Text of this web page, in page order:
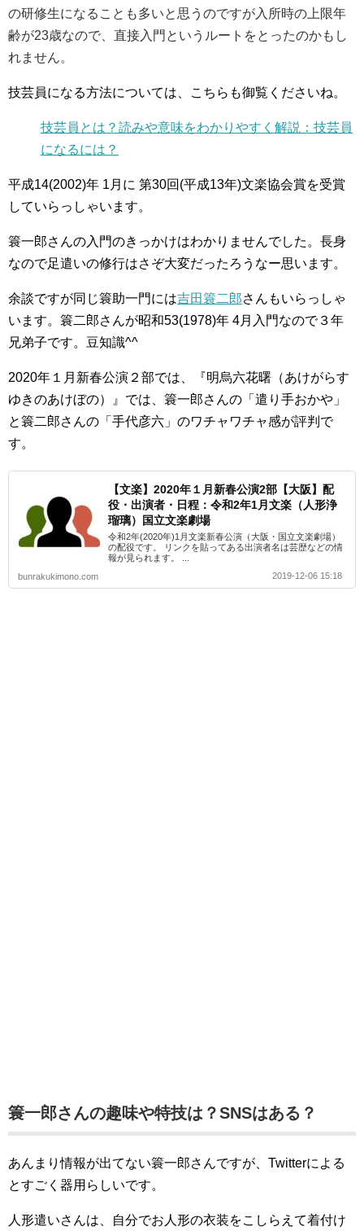
の研修生になることも多いと思うのですが入所時の上限年
齢が23歳なので、直接入門というルートをとったのかもし
れません。
技芸員になる方法については、こちらも御覧くださいね。
技芸員とは？読みや意味をわかりやすく解説：技芸員
になるには？
平成14(2002)年 1月に 第30回(平成13年)文楽協会賞を受賞
していらっしゃいます。
簑一郎さんの入門のきっかけはわかりませんでした。長身
なので足遣いの修行はさぞ大変だったろうなー思います。
余談ですが同じ簑助一門には吉田簑二郎さんもいらっしゃ
います。簑二郎さんが昭和53(1978)年 4月入門なので３年
兄弟子です。豆知識^^
2020年１月新春公演２部では、『明烏六花曙（あけがらす
ゆきのあけぼの）』では、簑一郎さんの「遣り手おかや」
と簑二郎さんの「手代彦六」のワチャワチャ感が評判で
す。
【文楽】2020年１月新春公演2部【大阪】配
役・出演者・日程：令和2年1月文楽（人形浄
瑠璃）国立文楽劇場
令和2年(2020年)1月文楽新春公演（大阪・国立文楽劇場）
の配役です。 リンクを貼ってある出演者名は芸歴などの情
報が見られます。 ...
bunrakukimono.com
2019-12-06 15:18
簑一郎さんの趣味や特技は？SNSはある？
あんまり情報が出てない簑一郎さんですが、Twitterによる
とすごく器用らしいです。
人形遣いさんは、自分でお人形の衣装をこしらえて着付け